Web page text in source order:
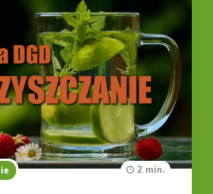
2 min.